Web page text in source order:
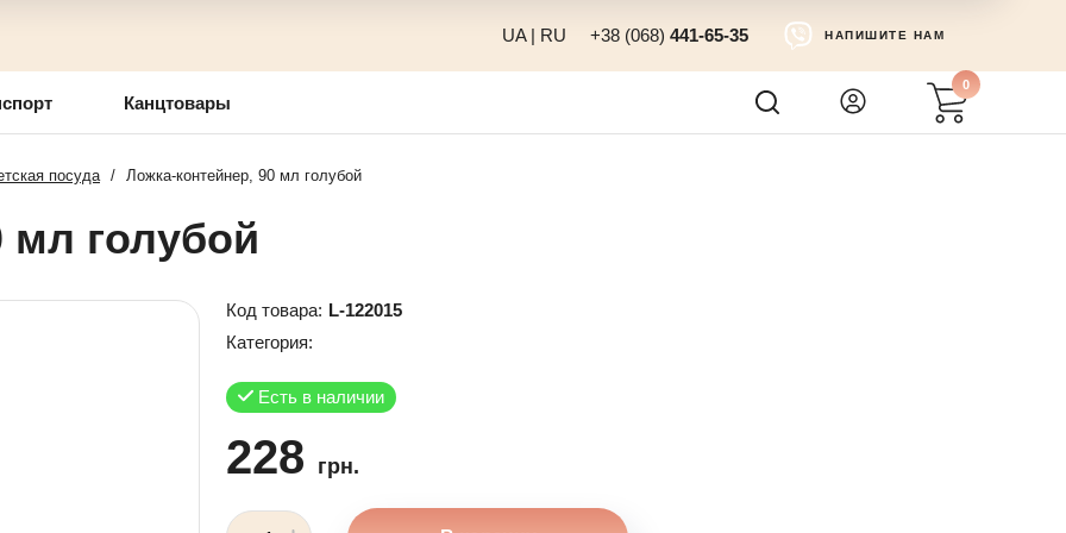
UA| RU +38 (068) 441-65-35 НАПИШИТЕ НАМ
Канцтовары
0
посуда / Ложка-контейнер, 90 мл голубой
мл голубой
Код товара: L-122015
Категория:
Есть в наличии
228 грн.